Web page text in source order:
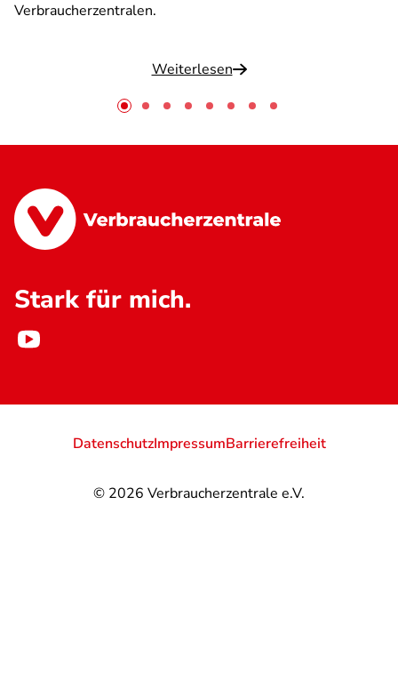
Verbraucherzentralen.
Weiterlesen
Stark für mich.
© 2026 Verbraucherzentrale e.V.
DatenschutzImpressumBarrierefreiheit